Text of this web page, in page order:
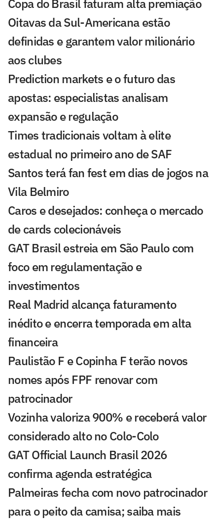
Copa do Brasil faturam alta premiação
Oitavas da Sul-Americana estão
definidas e garantem valor milionário
aos clubes
Prediction markets e o futuro das
apostas: especialistas analisam
expansão e regulação
Times tradicionais voltam à elite
estadual no primeiro ano de SAF
Santos terá fan fest em dias de jogos na
Vila Belmiro
Caros e desejados: conheça o mercado
de cards colecionáveis
GAT Brasil estreia em São Paulo com
foco em regulamentação e
investimentos
Real Madrid alcança faturamento
inédito e encerra temporada em alta
financeira
Paulistão F e Copinha F terão novos
nomes após FPF renovar com
patrocinador
Vozinha valoriza 900% e receberá valor
considerado alto no Colo-Colo
GAT Official Launch Brasil 2026
confirma agenda estratégica
Palmeiras fecha com novo patrocinador
para o peito da camisa; saiba mais